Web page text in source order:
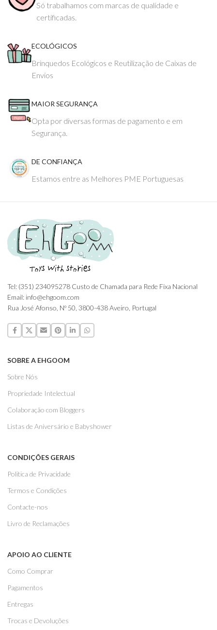
Só trabalhamos com marcas de qualidade e
certificadas.
ECOLÓGICOS
Brinquedos Ecológicos e Reutilização de Caixas de
Envios
MAIOR SEGURANÇA
Opta por diversas formas de pagamento e em
Segurança.
DE CONFIANÇA
Estamos entre as Melhores PME Portuguesas
Tel: (351) 234095278 Custo de Chamada para Rede Fixa Nacional
Email: info@ehgoom.com
Rua José Afonso, Nº 50, 3800-438 Aveiro, Portugal
SOBRE A EHGOOM
Sobre Nós
Propriedade Intelectual
Colaboração com Bloggers
Listas de Aniversário e Babyshower
CONDIÇÕES GERAIS
Politica de Privacidade
Termos e Condições
Contacte-nos
Livro de Reclamações
APOIO AO CLIENTE
Como Comprar
Pagamentos
Entregas
Trocas e Devoluções